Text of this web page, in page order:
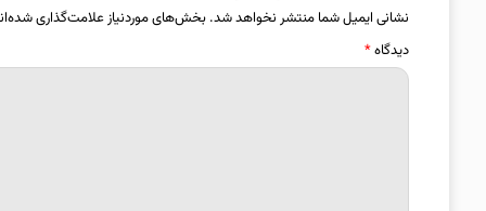
نشانی ایمیل شما منتشر نخواهد شد. بخش‌های موردنیاز علامت‌گذاری
دیدگاه*